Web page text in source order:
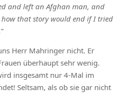
and left an Afghan man, and
how that story would end if I tried
”
Herr Mahringer nicht. Er
überhaupt sehr wenig.
insgesamt nur 4-Mal im
Seltsam, als ob sie gar nicht